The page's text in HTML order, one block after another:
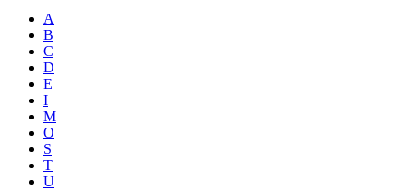
A
B
C
D
E
I
M
O
S
T
U